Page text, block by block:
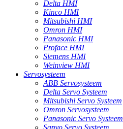
Delta HMI
Kinco HMI
Mitsubishi HMI
Omron HMI
Panasonic HMI
Proface HMI
Siemens HMI
Weinview HMI
Servosysteem
ABB Servosysteem
Delta Servo Systeem
Mitsubishi Servo Systeem
Omron Servosysteem
Panasonic Servo Systeem
Sanyo Servo Systeem